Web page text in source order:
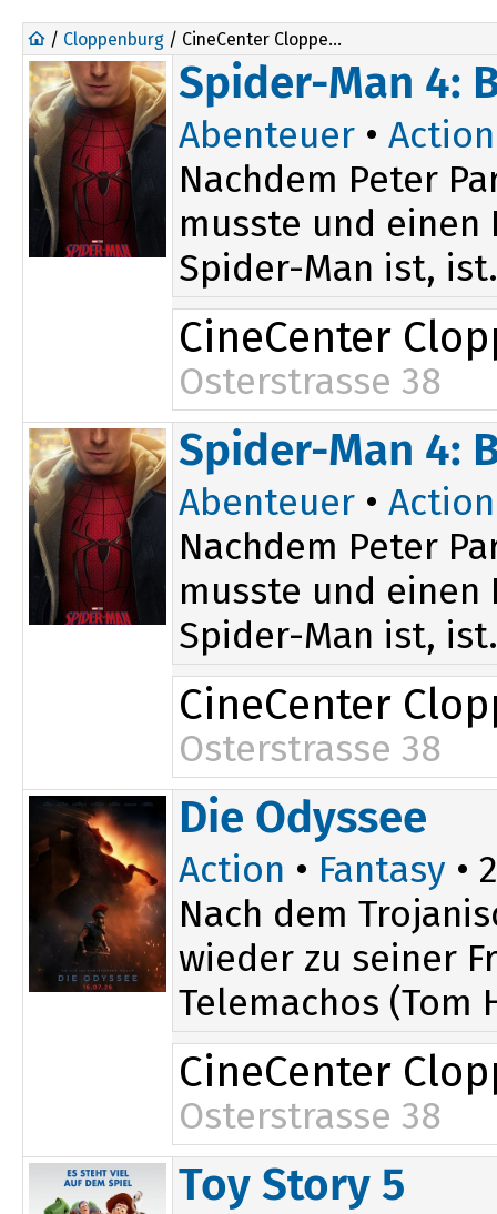
/ Cloppenburg / CineCenter Cloppenburg
Spider-Man 4:
Abenteuer • Action
Nachdem Peter
musste und
Spider-Man ist,
CineCenter
Osterstrasse 38
16:00 20:00
Spider-Man 4:
Abenteuer • Action
Nachdem Peter
musste und
Spider-Man ist,
CineCenter
Osterstrasse 38
20:00
Die Odyssee
Action • Fantasy •
Nach dem
wieder zu seiner
Telemachos (Tom
CineCenter
Osterstrasse 38
16:00
19:30
Toy Story 5